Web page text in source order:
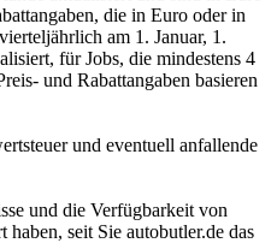
die in Euro oder in
am 1. Januar, 1.
für Jobs, die mindestens 4
und Rabattangaben basieren
und eventuell anfallende
und die Verfügbarkeit von
haben, seit Sie autobutler.de das